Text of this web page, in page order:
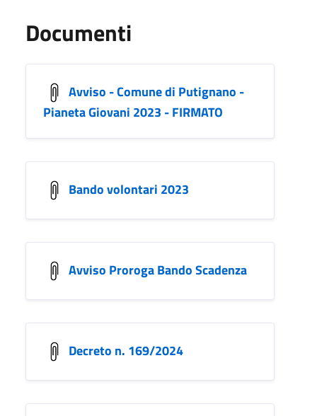
Documenti
Avviso - Comune di Putignano -
Pianeta Giovani 2023 - FIRMATO
Bando volontari 2023
Avviso Proroga Bando Scadenza
Decreto n. 169/2024